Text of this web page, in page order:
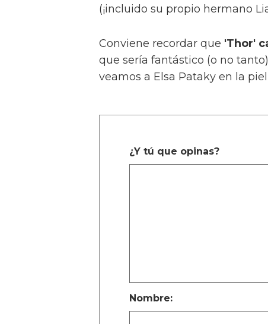
(¡incluido su propio hermano
Conviene recordar que 'Thor'
que sería fantástico (o no
veamos a Elsa Pataky en la
¿Y tú que opinas?
Nombre: